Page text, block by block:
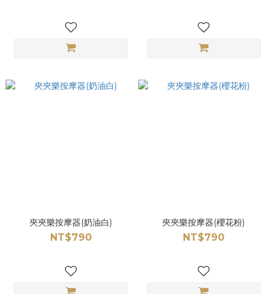
夾夾樂按摩器(奶油白)
NT$790
夾夾樂按摩器(櫻花粉)
NT$790